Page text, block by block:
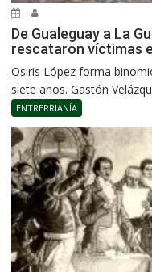
De Gualeguay a La
rescataron víctimas
Osiris López forma
siete años. Gastón
ENTRERRIANÍA